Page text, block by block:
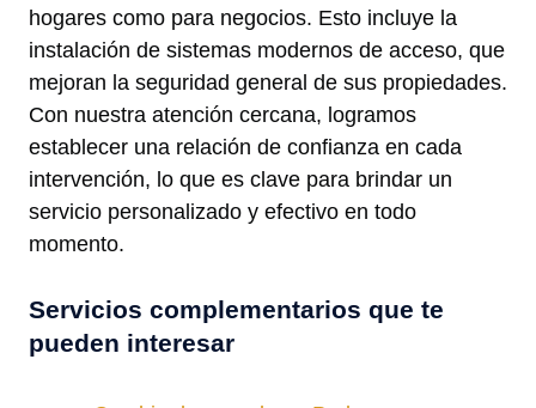
hogares como para negocios. Esto incluye la
instalación de sistemas modernos de acceso, que
mejoran la seguridad general de sus propiedades.
Con nuestra atención cercana, logramos
establecer una relación de confianza en cada
intervención, lo que es clave para brindar un
servicio personalizado y efectivo en todo
momento.
Servicios complementarios que te
pueden interesar